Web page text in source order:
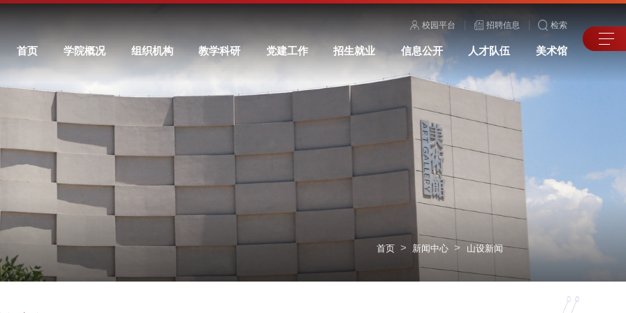
校园平台 招聘信息 检索
首页 学院概况 组织机构 教学科研 党建工作 招生就业 信息公开 人才队伍 美术馆
首页 > 新闻中心 > 山设新闻